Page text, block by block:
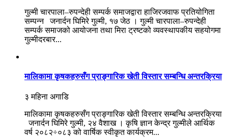
गुल्मी चारपाला–रुपन्देही सम्पर्क समाजद्वारा हाजिरजवाफ प्रतियोगिता
सम्पन्न जनार्दन घिमिरे गुल्मी, १७ जेठ । गुल्मी चारपाला–रुपन्देही
सम्पर्क समाजको आयोजना तथा मिरा ट्रष्टको व्यवस्थापकीय सहयोगमा
गुल्मीदरबार...
मालिकामा कृषकहरुसँग प्राङ्गारिक खेती विस्तार सम्बन्धि अन्तरक्रिया
३ महिना अगाडि
मालिकामा कृषकहरुसँग प्राङ्गारिक खेती विस्तार सम्बन्धि अन्तरक्रिया
जनार्दन घिमिरे गुल्मी, २४ वैशाख । कृषि ज्ञान केन्द्र गुल्मीले आर्थिक
वर्ष २०८२÷०८३ को वार्षिक स्वीकृत कार्यक्रम...